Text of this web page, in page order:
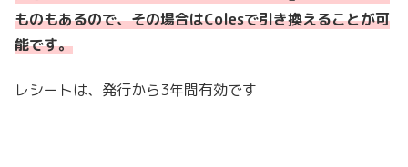
ものもあるので、その場合はColesで引き換えることが可
能です。
レシートは、発行から3年間有効です